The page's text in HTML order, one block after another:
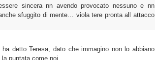
sincera nn avendo provocato nessuno e nn
sfuggito di mente… viola tere pronta all attacco
detto Teresa, dato che immagino non lo abbiano
puntata come noi.